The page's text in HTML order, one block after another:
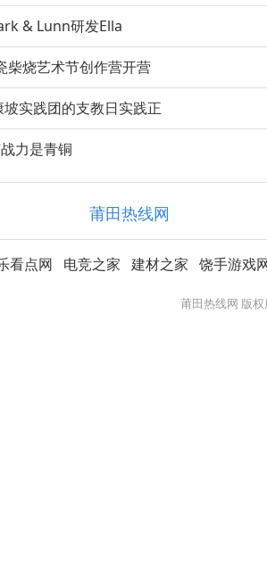
& Lunn研发Ella
柴烧艺术节创作营开营
实践团的支教日实践正
力是青铜
莆田热线网
看点网 电竞之家 建材之家 饶手游戏
莆田热线网 版